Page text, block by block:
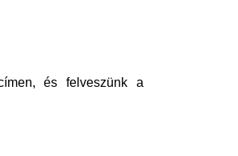
és felveszünk a